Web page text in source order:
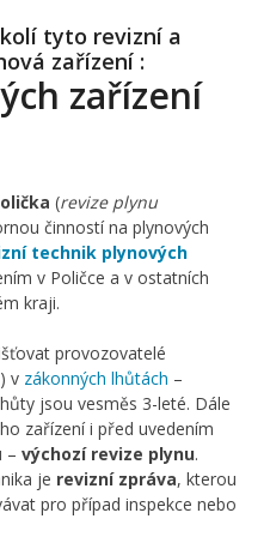
tyto revizní a
zařízení :
zařízení
(revize plynu
činností na plynových
technik plynových
v Poličce a v ostatních
kraji.
provozovatelé
v zákonných lhůtách –
jsou vesměs 3-leté. Dále
zařízení i před uvedením
– výchozí revize plynu.
je revizní zpráva, kterou
pro případ inspekce nebo